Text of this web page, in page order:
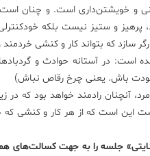
و خویشتن‌داری است. و چنان است
پرهیز و ستیز نیست بلکه
سازد که بتواند کار و کنشی
است: در آستانه حوادث و
خودت باش. یعنی چرخ رقاص نباش)
آنچنان رادمند خواهد بود که در
این است که از هر کار و کنشی که
جلسه را به جهت کسالت‌های